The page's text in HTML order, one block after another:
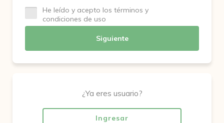
He leído y acepto los términos y
condiciones de uso
Siguiente
¿Ya eres usuario?
Ingresar